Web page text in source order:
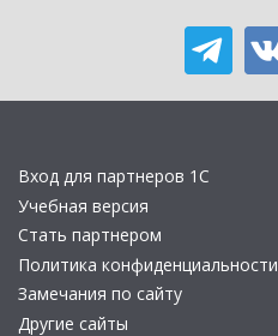
Вход для партнеров 1С
Учебная версия
Стать партнером
Политика конфиденциальности
Замечания по сайту
Другие сайты